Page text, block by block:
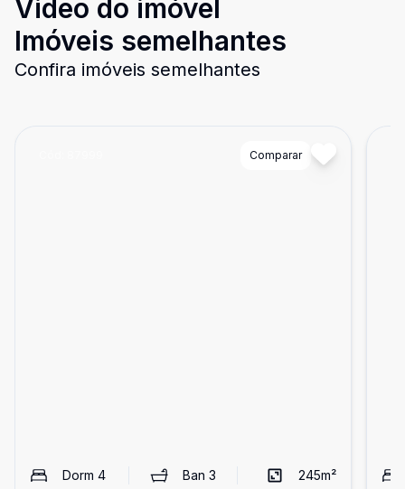
Video do imóvel
Imóveis semelhantes
Confira imóveis semelhantes
Comparar
Dorm 4 Ban3 245m²